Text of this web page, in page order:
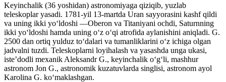
Keyinchalik (36 yoshidan) astronomiyaga qiziqib, yuzlab
teleskoplar yasadi. 1781-yil 13-martda Uran sayyorasini kashf qildi
va uning ikki yoʻldoshi —Oberon va Titaniyani ochdi, Saturnning
ikki yoʻldoshi hamda uning oʻz oʻqi atrofida aylanishini aniqladi. G.
2500 dan ortiq yulduz toʻdalari va tumanliklarini oʻz ichiga olgan
jadvalni tuzdi. Teleskoplarni loyihalash va yasashda unga ukasi,
isteʼdodli mexanik Aleksandr G., keyinchalik oʻgʻli, mashhur
astronom Jon G., astronomik kuzatuvlarda singlisi, astronom ayol
Karolina G. koʻmaklashgan.